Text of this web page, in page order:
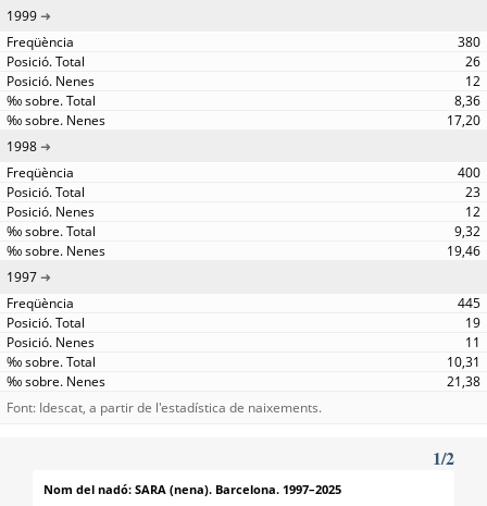
1999
380
26
12
8,36
17,20
1998
400
23
12
9,32
19,46
1997
445
19
11
10,31
21,38
Font: Idescat, a partir de l'estadística de naixements.